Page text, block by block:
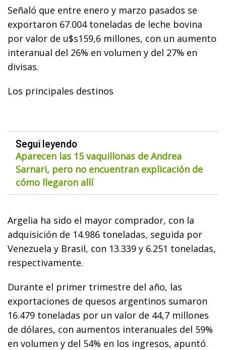
Señaló que entre enero y marzo pasados se
exportaron 67.004 toneladas de leche bovina
por valor de u$s159,6 millones, con un aumento
interanual del 26% en volumen y del 27% en
divisas.
Los principales destinos
Seguí leyendo
Aparecen las 15 vaquillonas de Andrea
Sarnari, pero no encuentran explicación de
cómo llegaron allí
Argelia ha sido el mayor comprador, con la
adquisición de 14.986 toneladas, seguida por
Venezuela y Brasil, con 13.339 y 6.251 toneladas,
respectivamente.
Durante el primer trimestre del año, las
exportaciones de quesos argentinos sumaron
16.479 toneladas por un valor de 44,7 millones
de dólares, con aumentos interanuales del 59%
en volumen y del 54% en los ingresos, apuntó.